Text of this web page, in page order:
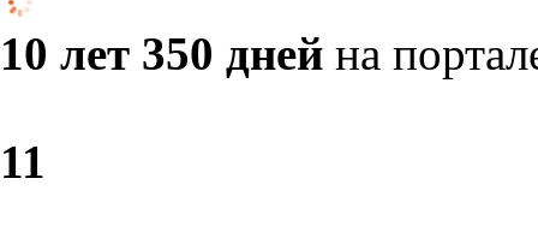
10 лет 350 дней на
11